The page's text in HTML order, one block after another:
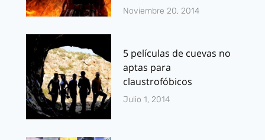
Noviembre 20, 2014
5 películas de cuevas no
aptas para
claustrofóbicos
Julio 1, 2014